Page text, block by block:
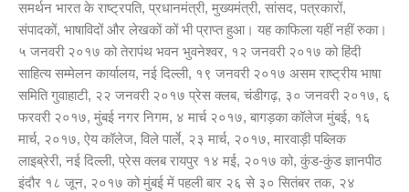
समर्थन भारत के राष्ट्रपति, प्रधानमंत्री, मुख्यमंत्री, सांसद, पत्रकारों,
संपादकों, भाषाविदों और लेखकों कों भी प्राप्त हुआ। यह काफिला यहीं नहीं रुका।
५ जनवरी २०१७ को तेरापंथ भवन भुवनेश्वर, १२ जनवरी २०१७ को हिंदी
साहित्य सम्मेलन कार्यालय, नई दिल्ली, १९ जनवरी २०१७ असम राष्ट्रीय भाषा
समिति गुवाहाटी, २२ जनवरी २०१७ प्रेस क्लब, चंडीगढ़, ३० जनवरी २०१७, ६
फरवरी २०१७, मुंबई नगर निगम, ४ मार्च २०१७, बागड़का कॉलेज मुंबई, १६
मार्च, २०१७, ऐय कॉलेज, विले पार्ले, २३ मार्च, २०१७, मारवाड़ी पब्लिक
लाइब्रेरी, नई दिल्ली, प्रेस क्लब रायपुर १४ मई, २०१७ को, कुंड-कुंड ज्ञानपीठ
इंदौर १८ जून, २०१७ को मुंबई में पहली बार २६ से ३० सितंबर तक, २४